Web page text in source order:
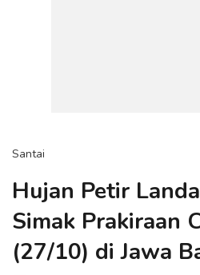
Santai
Hujan Petir
Simak Prakiraan
(27/10) di Jawa